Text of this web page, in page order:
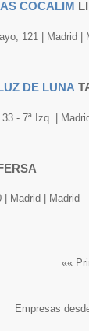
121 | Madrid |
- 7ª Izq. |
| Madrid | Madrid
««
Empresas